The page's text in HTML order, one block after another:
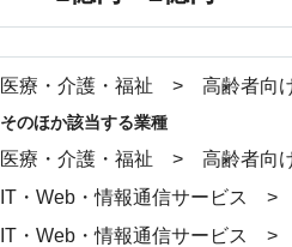
医療・介護・福祉 > 高齢者向
そのほか該当する業種
医療・介護・福祉 > 高齢者向
IT・Web・情報通信サービス
IT・Web・情報通信サービス